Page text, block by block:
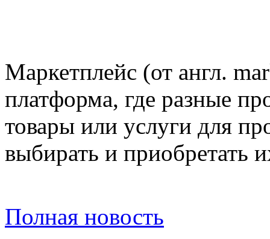
Маркетплейс (от англ.
платформа, где разные
товары или услуги для
выбирать и приобретать
Полная новость